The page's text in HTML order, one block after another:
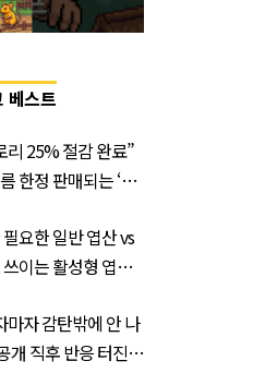
베스트
리 25% 절감 완료”
한정 판매되는 ‘최
요한 일반 엽산 vs
이는 활성형 엽
주목
마자 감탄밖에 안 나
개 직후 반응 터진